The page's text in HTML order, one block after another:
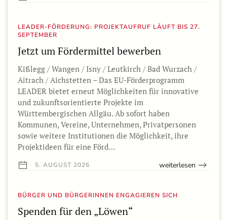
LEADER-FÖRDERUNG: PROJEKTAUFRUF LÄUFT BIS 27.
SEPTEMBER
Jetzt um Fördermittel bewerben
Kißlegg / Wangen / Isny / Leutkirch / Bad Wurzach /
Aitrach / Aichstetten – Das EU-Förderprogramm
LEADER bietet erneut Möglichkeiten für innovative
und zukunftsorientierte Projekte im
Württembergischen Allgäu. Ab sofort haben
Kommunen, Vereine, Unternehmen, Privatpersonen
sowie weitere Institutionen die Möglichkeit, ihre
Projektideen für eine Förd…
5. AUGUST 2026 weiterlesen
BÜRGER UND BÜRGERINNEN ENGAGIEREN SICH
Spenden für den „Löwen“